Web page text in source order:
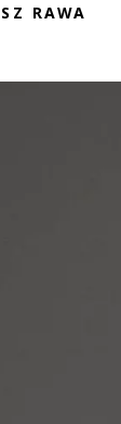
RAWA